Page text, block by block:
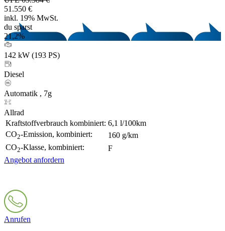
51.550 €
inkl. 19% MwSt.
du sparst
21,2%
142 kW (193 PS)
Diesel
Automatik , 7g
Allrad
Kraftstoffverbrauch kombiniert: 6,1 l/100km
CO2-Emission, kombiniert:
160 g/km
CO2-Klasse, kombiniert:
F
Angebot anfordern
Anrufen